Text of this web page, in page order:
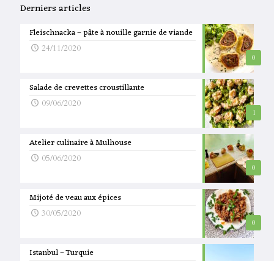
Derniers articles
0
Fleischnacka – pâte à nouille garnie de viande
24/11/2020
1
Salade de crevettes croustillante
09/06/2020
0
Atelier culinaire à Mulhouse
05/06/2020
0
Mijoté de veau aux épices
30/05/2020
Istanbul – Turquie